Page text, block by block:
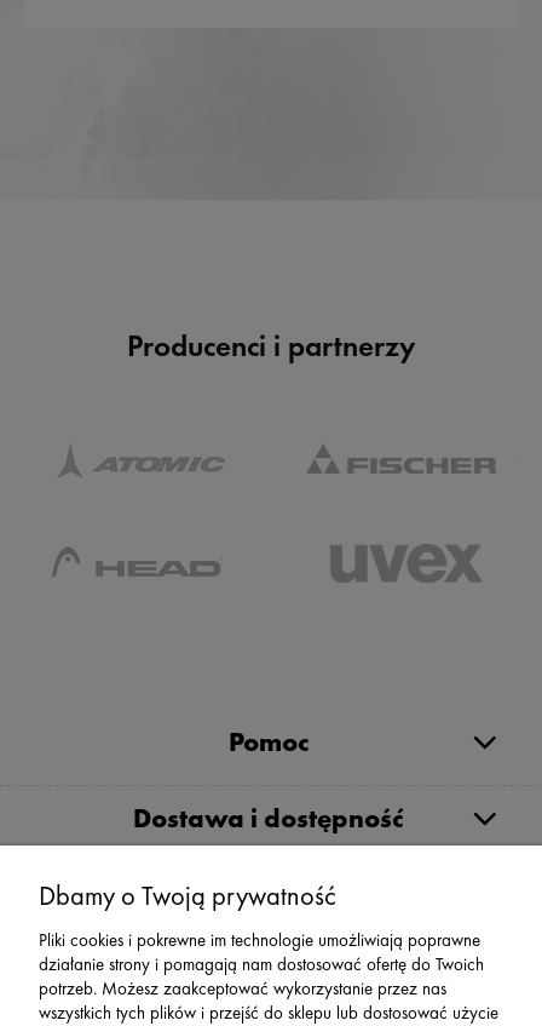
Producenci i partnerzy
Pomoc
Dostawa i dostępność
Moje konto
Serwis
Dbamy o Twoją prywatność
Pliki cookies i pokrewne im technologie umożliwiają poprawne
działanie strony i pomagają nam dostosować ofertę do Twoich
potrzeb. Możesz zaakceptować wykorzystanie przez nas
wszystkich tych plików i przejść do sklepu lub dostosować użycie